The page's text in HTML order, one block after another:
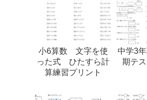
小6算数 文字を使
った式 ひたすら計
算練習プリント
中学3
期テ